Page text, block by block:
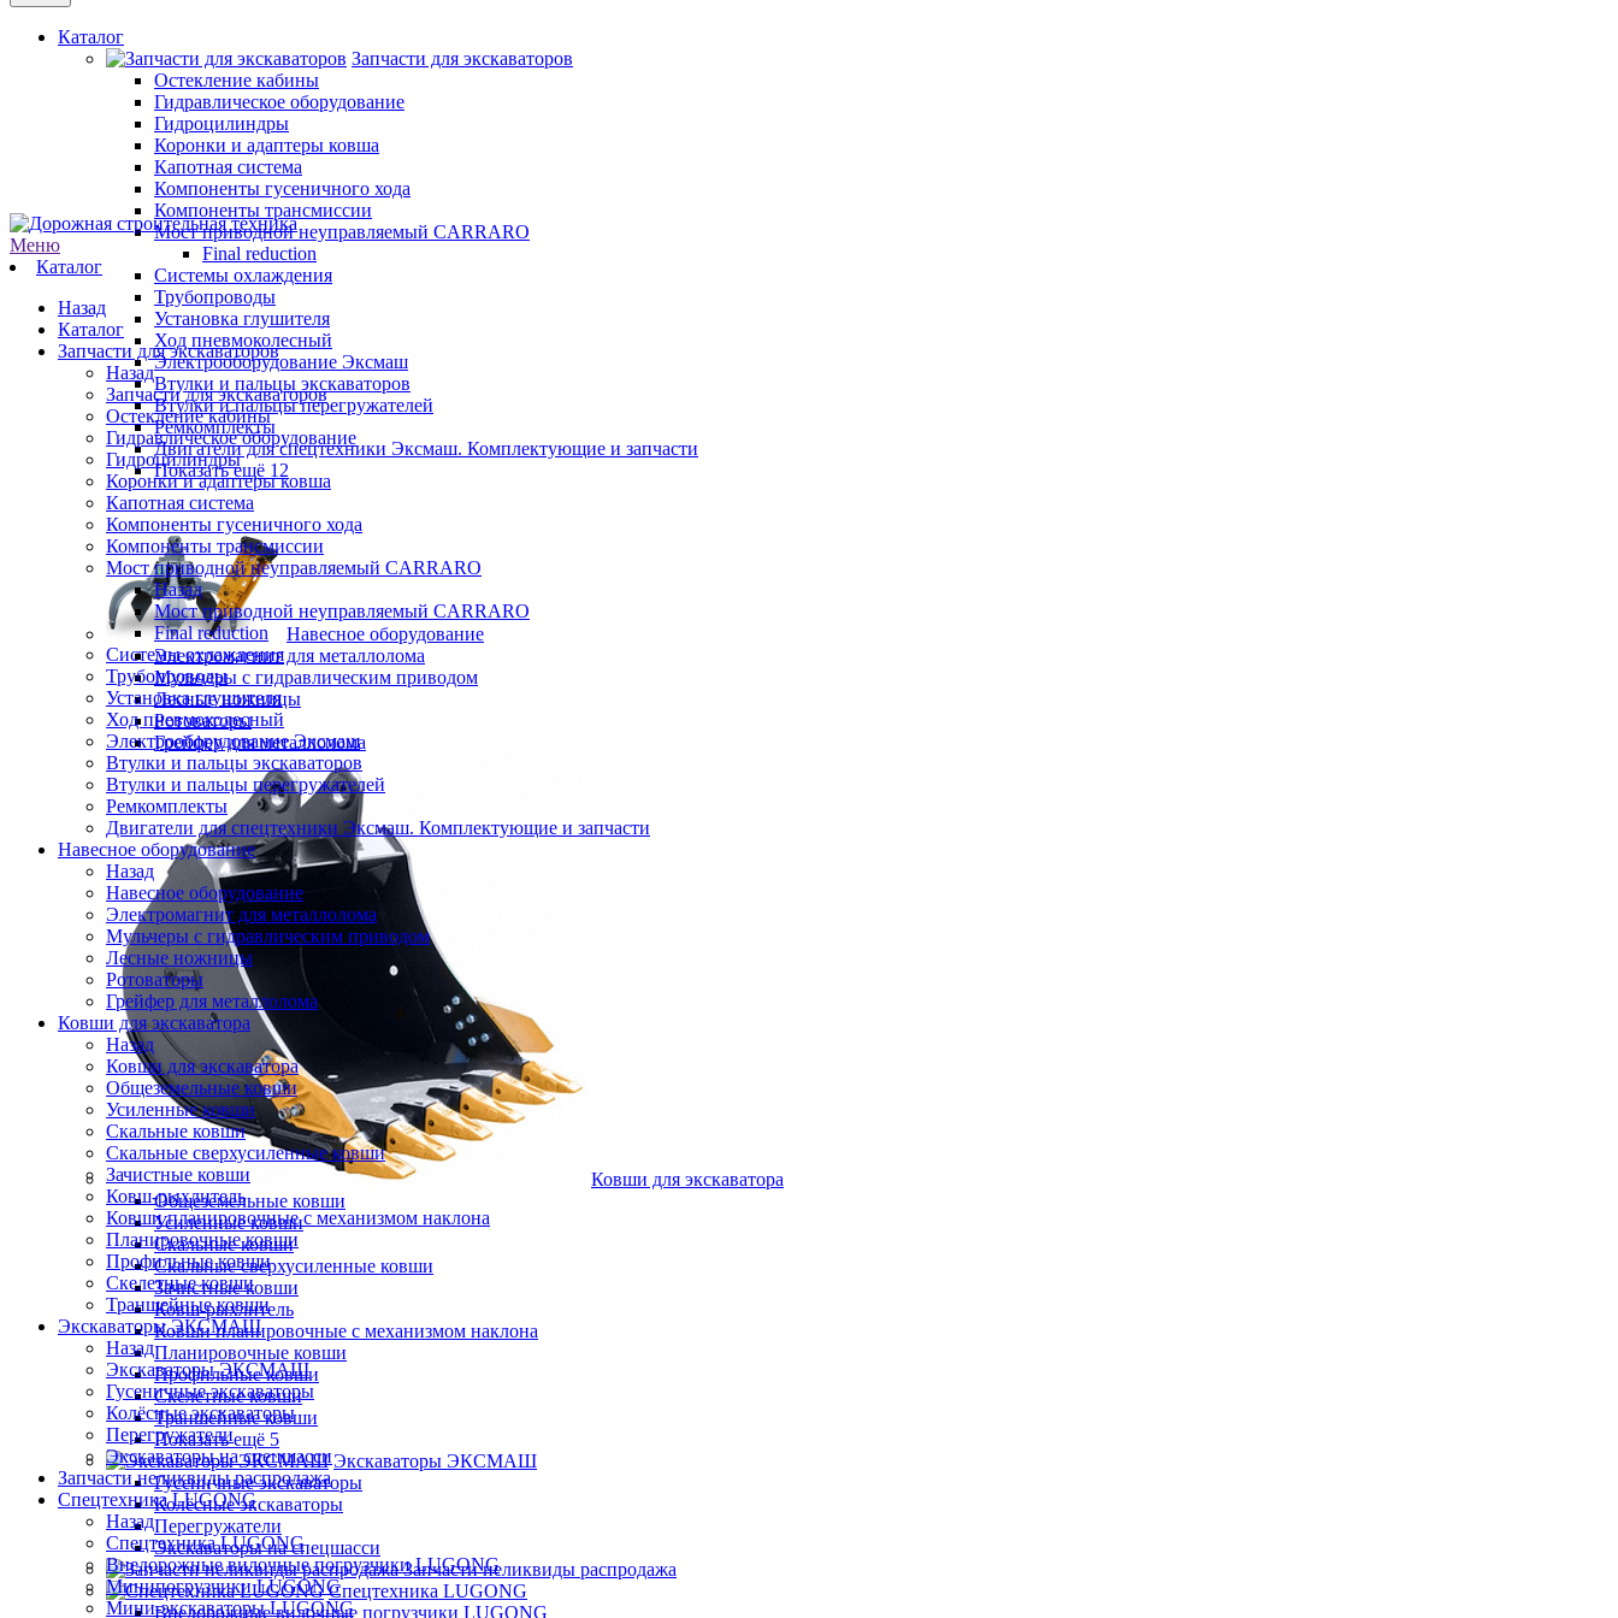
Каталог
Запчасти для экскаваторов
Остекление кабины
Гидравлическое оборудование
Гидроцилиндры
Коронки и адаптеры ковша
Капотная система
Компоненты гусеничного хода
Компоненты трансмиссии
Мост приводной неуправляемый CARRARO
Final reduction
Системы охлаждения
Трубопроводы
Установка глушителя
Ход пневмоколесный
Электрооборудование Эксмаш
Втулки и пальцы экскаваторов
Втулки и пальцы перегружателей
Ремкомплекты
Двигатели для спецтехники Эксмаш. Комплектующие и запчасти
Показать ещё 12
Навесное оборудование
Электромагнит для металлолома
Мульчеры с гидравлическим приводом
Лесные ножницы
Ротоваторы
Грейфер для металлолома
Ковши для экскаватора
Общеземельные ковши
Усиленные ковши
Скальные ковши
Скальные сверхусиленные ковши
Зачистные ковши
Ковш-рыхлитель
Ковши планировочные с механизмом наклона
Планировочные ковши
Профильные ковши
Скелетные ковши
Траншейные ковши
Показать ещё 5
Экскаваторы ЭКСМАШ
Гусеничные экскаваторы
Колёсные экскаваторы
Перегружатели
Экскаваторы на спецшасси
Запчасти неликвиды распродажа
Спецтехника LUGONG
Внедорожные вилочные погрузчики LUGONG
Меню
Каталог
Назад
Каталог
Запчасти для экскаваторов
Назад
Запчасти для экскаваторов
Остекление кабины
Гидравлическое оборудование
Гидроцилиндры
Коронки и адаптеры ковша
Капотная система
Компоненты гусеничного хода
Компоненты трансмиссии
Мост приводной неуправляемый CARRARO
Назад
Мост приводной неуправляемый CARRARO
Final reduction
Системы охлаждения
Трубопроводы
Установка глушителя
Ход пневмоколесный
Электрооборудование Эксмаш
Втулки и пальцы экскаваторов
Втулки и пальцы перегружателей
Ремкомплекты
Двигатели для спецтехники Эксмаш. Комплектующие и запчасти
Навесное оборудование
Назад
Навесное оборудование
Электромагнит для металлолома
Мульчеры с гидравлическим приводом
Лесные ножницы
Ротоваторы
Грейфер для металлолома
Ковши для экскаватора
Назад
Ковши для экскаватора
Общеземельные ковши
Усиленные ковши
Скальные ковши
Скальные сверхусиленные ковши
Зачистные ковши
Ковш-рыхлитель
Ковши планировочные с механизмом наклона
Планировочные ковши
Профильные ковши
Скелетные ковши
Траншейные ковши
Экскаваторы ЭКСМАШ
Назад
Экскаваторы ЭКСМАШ
Гусеничные экскаваторы
Колёсные экскаваторы
Перегружатели
Экскаваторы на спецшасси
Запчасти неликвиды распродажа
Спецтехника LUGONG
Назад
Спецтехника LUGONG
Внедорожные вилочные погрузчики LUGONG
Минипогрузчики LUGONG
Мини-экскаваторы LUGONG